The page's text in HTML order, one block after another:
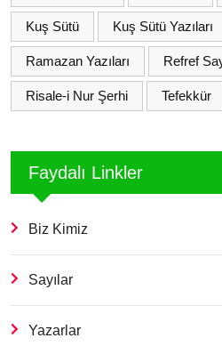
Kuş Sütü Kuş Sütü Yazıları
Ramazan Yazıları Refref
Risale-i Nur Şerhi Tefekkür
Faydalı Linkler
Biz Kimiz
Sayılar
Yazarlar